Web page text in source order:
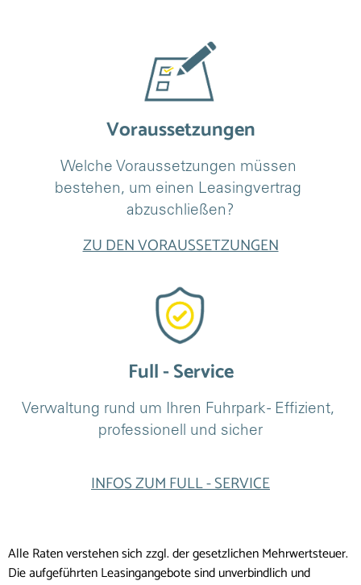
Voraussetzungen
Welche Voraussetzungen müssen
bestehen, um einen Leasingvertrag
abzuschließen?
ZU DEN VORAUSSETZUNGEN
Full - Service
Verwaltung rund um Ihren Fuhrpark - Effizient,
professionell und sicher
INFOS ZUM FULL - SERVICE
Alle Raten verstehen sich zzgl. der gesetzlichen Mehrwertsteuer.
Die aufgeführten Leasingangebote sind unverbindlich und